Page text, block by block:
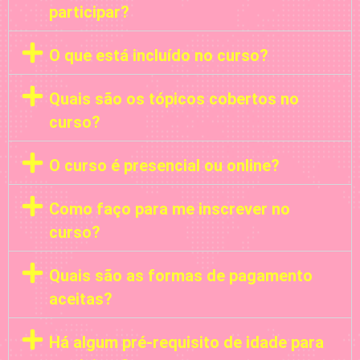
participar?
O que está incluído no curso?
Quais são os tópicos cobertos no
curso?
O curso é presencial ou online?
Como faço para me inscrever no
curso?
Quais são as formas de pagamento
aceitas?
Há algum pré-requisito de idade para